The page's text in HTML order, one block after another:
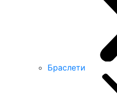
Браслети